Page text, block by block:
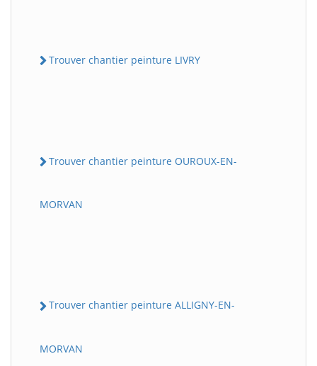
Trouver chantier peinture LIVRY
Trouver chantier peinture OUROUX-EN-
MORVAN
Trouver chantier peinture ALLIGNY-EN-
MORVAN